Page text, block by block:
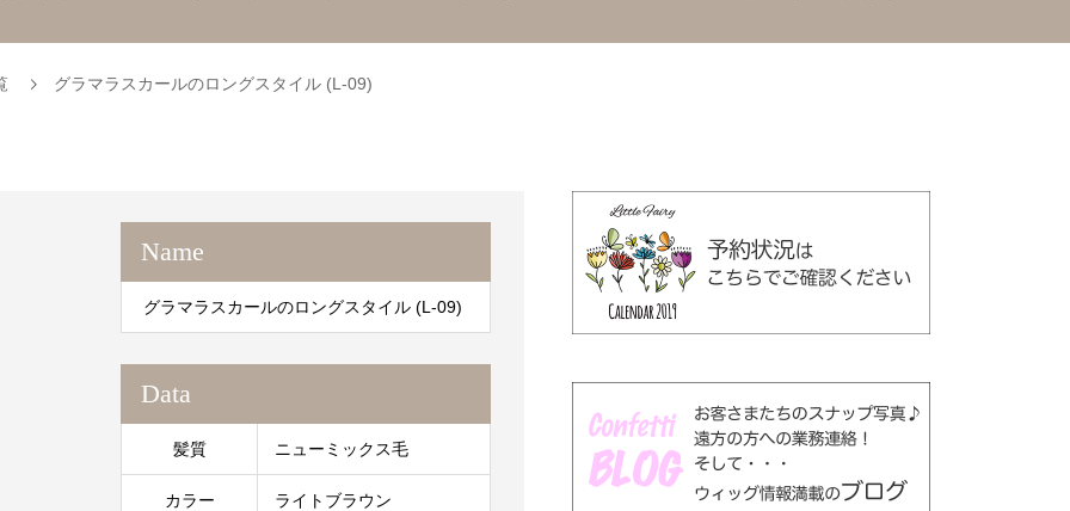
グラマラスカールのロングスタイル (L-09)
Name
グラマラスカールのロングスタイル (L-09)
Data
髪質 ニューミックス毛
カラー ライトブラウン